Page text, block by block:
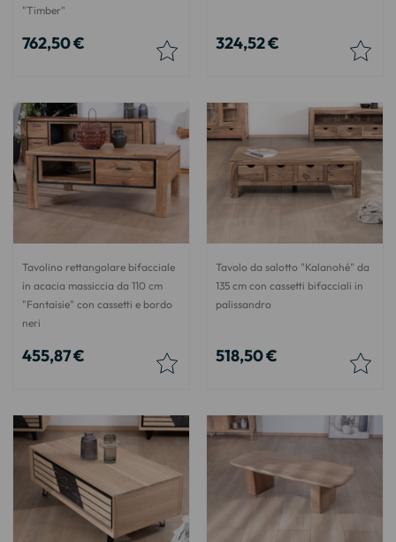
"Timber"
762,50 € 324,52 €
Tavolino rettangolare bifacciale
in acacia massiccia da 110 cm
"Fantaisie" con cassetti e bordo
neri
455,87 €
Tavolo da salotto "Kalanohé" da
135 cm con cassetti bifacciali in
palissandro
518,50 €